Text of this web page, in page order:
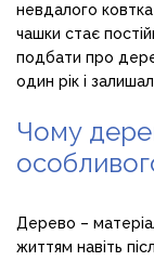
невдалого ковтка
чашки стає
подбати про
один рік і
Чому
Дерево –
життям навіть